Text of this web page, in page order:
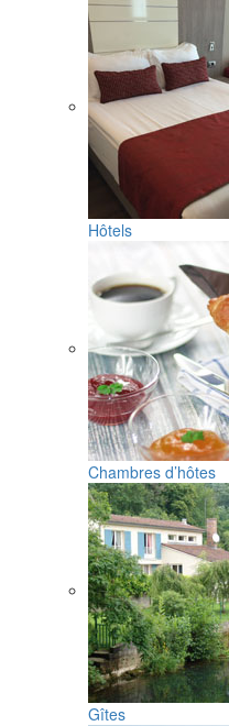
Hôtels
Chambres d’hôtes
Gîtes